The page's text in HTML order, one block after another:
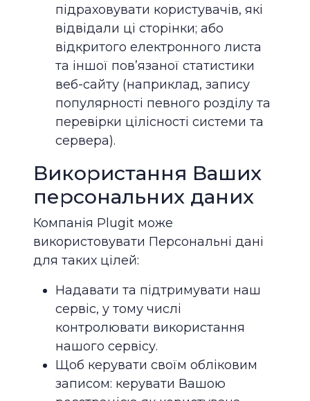
підраховувати користувачів, які
відвідали ці сторінки; або
відкритого електронного листа
та іншої пов’язаної статистики
веб-сайту (наприклад, запису
популярності певного розділу та
перевірки цілісності системи та
сервера).
Використання Ваших
персональних даних
Компанія Plugit може
використовувати Персональні дані
для таких цілей:
Надавати та підтримувати наш
cервіс, у тому числі
контролювати використання
нашого cервісу.
Щоб керувати своїм обліковим
записом: керувати Вашою